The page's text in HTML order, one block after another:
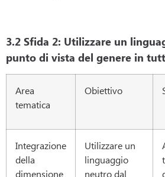
3.2 Sfida 2: Utilizzare un
punto di vista del genere in
Area
tematica
Obiettivo
Integrazione
della
dimensione
Utilizzare un
linguaggio
neutro dal